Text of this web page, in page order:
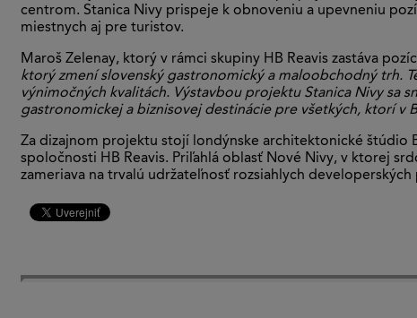
centrom. Stanica Nivy prispeje k obnoveniu a upevneniu
miestnych aj pre turistov.
Maroš Zelenay, ktorý v rámci skupiny HB Reavis zastáva
ktorý zmení slovenský gastronomický a maloobchodný trh.
výnimočných kvalitách. Výstavbou projektu Stanica Nivy sa
gastronomickej a biznisovej destinácie pre všetkých, ktorí v
Za dizajnom projektu stojí londýnske architektonické štúdio
spoločnosti HB Reavis. Priľahlá oblasť Nové Nivy, v ktorej
zameriava na trvalú udržateľnosť rozsiahlych